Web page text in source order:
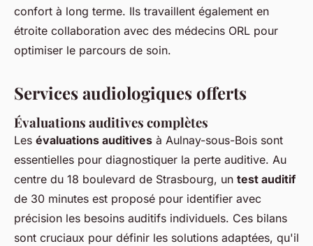
confort à long terme. Ils travaillent également en
étroite collaboration avec des médecins ORL pour
optimiser le parcours de soin.
Services audiologiques offerts
Évaluations auditives complètes
Les évaluations auditives à Aulnay-sous-Bois sont
essentielles pour diagnostiquer la perte auditive. Au
centre du 18 boulevard de Strasbourg, un test auditif
de 30 minutes est proposé pour identifier avec
précision les besoins auditifs individuels. Ces bilans
sont cruciaux pour définir les solutions adaptées, qu'il